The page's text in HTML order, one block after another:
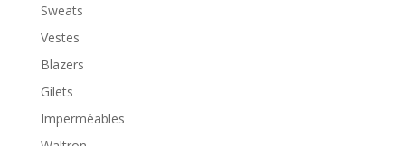
Sweats
Vestes
Blazers
Gilets
Imperméables